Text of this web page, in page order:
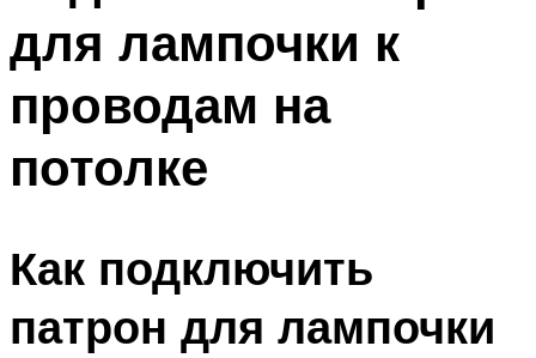
для лампочки к
проводам на
потолке
Как подключить
патрон для лампочки